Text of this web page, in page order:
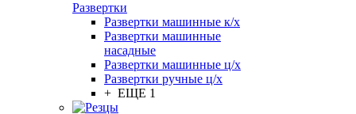
Развертки
Развертки машинные к/х
Развертки машинные
насадные
Развертки машинные ц/х
Развертки ручные ц/х
+ ЕЩЕ 1